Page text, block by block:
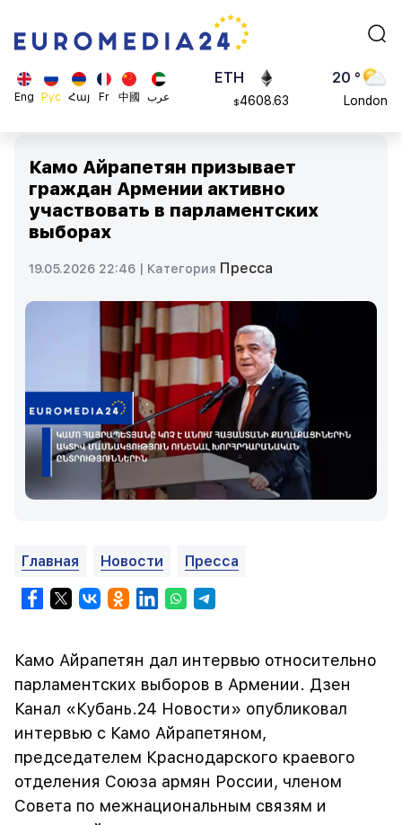
Eng Рус Հայ Fr 中國 عرب
ADA
0.868816
ETH
$4608.63
20 °
London
Камо Айрапетян призывает
граждан Армении активно
участвовать в парламентских
выборах
19.05.2026 22:46 | Категория Пресса
Главная Новости Пресса
Камо Айрапетян дал интервью относительно
парламентских выборов в Армении. Дзен
Канал «Кубань.24 Новости» опубликовал
интервью с Камо Айрапетяном,
председателем Краснодарского краевого
отделения Союза армян России, членом
Совета по межнациональным связям и